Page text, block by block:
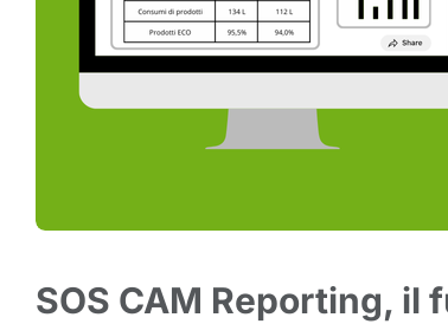
SOS CAM Reporting, il